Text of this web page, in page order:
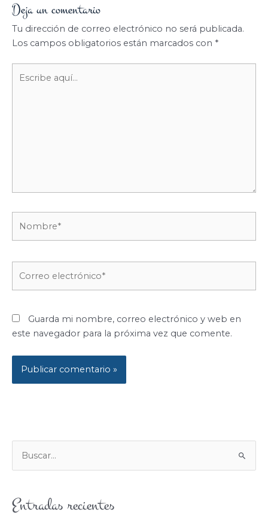
Deja un comentario
Tu dirección de correo electrónico no será publicada.
Los campos obligatorios están marcados con *
aquí...
Guarda mi nombre, correo electrónico y web en
este navegador para la próxima vez que comente.
U
C
Entradas recientes